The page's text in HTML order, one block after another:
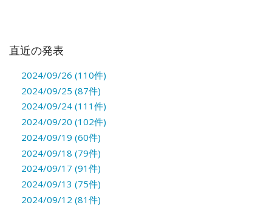
直近の発表
2024/09/26 (110件)
2024/09/25 (87件)
2024/09/24 (111件)
2024/09/20 (102件)
2024/09/19 (60件)
2024/09/18 (79件)
2024/09/17 (91件)
2024/09/13 (75件)
2024/09/12 (81件)